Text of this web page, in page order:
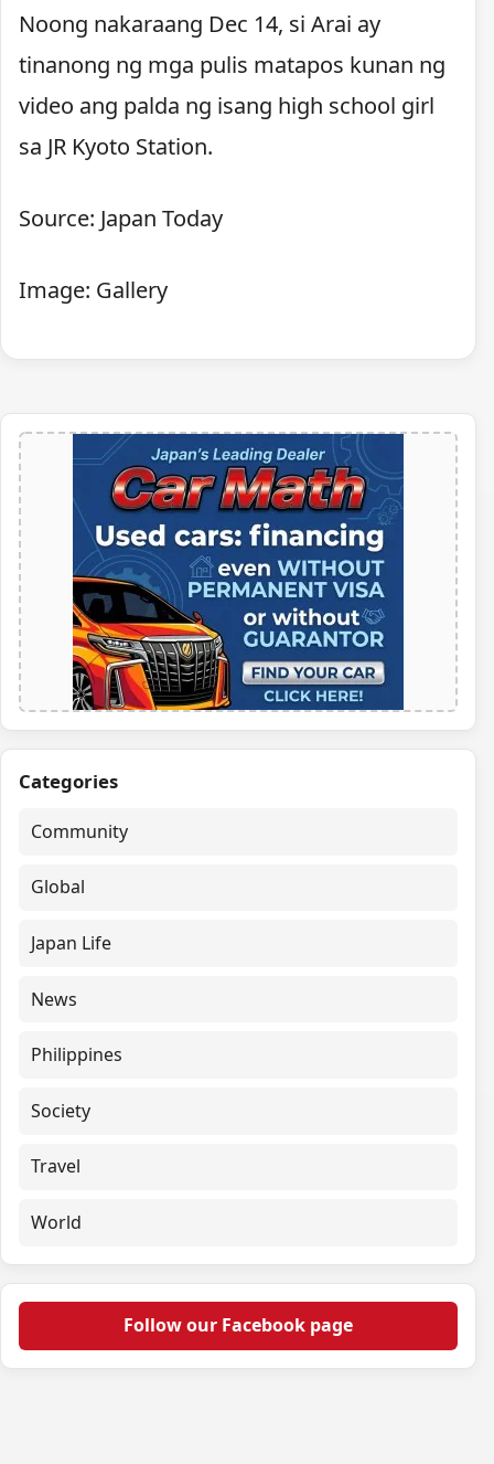
Noong nakaraang Dec 14, si Arai ay
tinanong ng mga pulis matapos kunan ng
video ang palda ng isang high school girl
sa JR Kyoto Station.
Source: Japan Today
Image: Gallery
Categories
Community
Global
Japan Life
News
Philippines
Society
Travel
World
Follow our Facebook page